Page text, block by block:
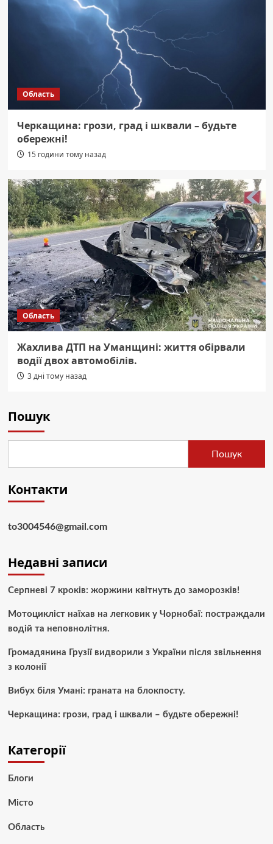
Область
Черкащина: грози, град і шквали – будьте
обережні!
15 години тому назад
Область
Жахлива ДТП на Уманщині: життя обірвали
водії двох автомобілів.
3 дні тому назад
Пошук
Пошук
Контакти
to3004546@gmail.com
Недавні записи
Серпневі 7 кроків: жоржини квітнуть до заморозків!
Мотоцикліст наїхав на легковик у Чорнобаї: постраждали
водій та неповнолітня.
Громадянина Грузії видворили з України після звільнення
з колонії
Вибух біля Умані: граната на блокпосту.
Черкащина: грози, град і шквали – будьте обережні!
Категорії
Блоги
Місто
Область